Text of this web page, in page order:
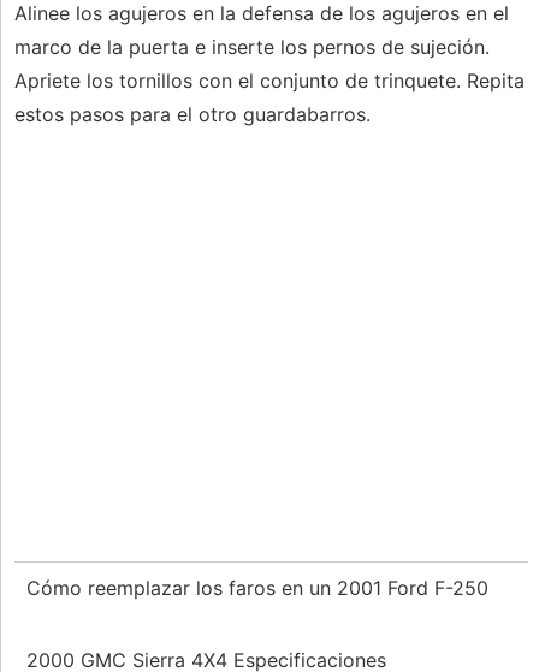
Alinee los agujeros en la defensa de los agujeros en el
marco de la puerta e inserte los pernos de sujeción.
Apriete los tornillos con el conjunto de trinquete. Repita
estos pasos para el otro guardabarros.
Cómo reemplazar los faros en un 2001 Ford F-250
2000 GMC Sierra 4X4 Especificaciones